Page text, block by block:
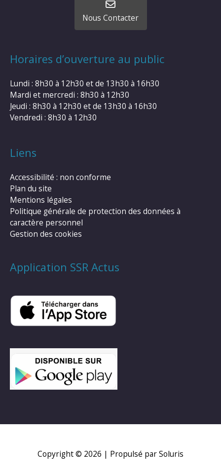
Nous Contacter
Horaires d’ouverture au public
Lundi : 8h30 à 12h30 et de 13h30 à 16h30
Mardi et mercredi : 8h30 à 12h30
Jeudi : 8h30 à 12h30 et de 13h30 à 16h30
Vendredi : 8h30 à 12h30
Liens
Accessibilité : non conforme
Plan du site
Mentions légales
Politique générale de protection des données à
caractère personnel
Gestion des cookies
Application SSR Actus
Copyright © 2026 | Propulsé par Soluris